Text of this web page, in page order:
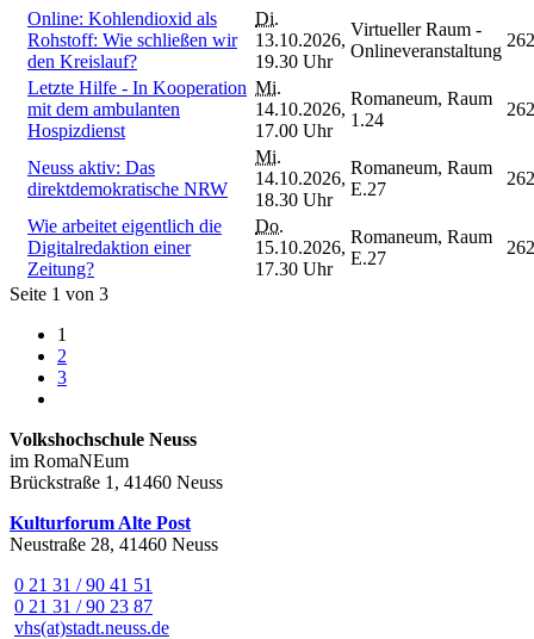
Online: Kohlendioxid als
Rohstoff: Wie schließen wir
den Kreislauf?
Di.
13.10.2026,
19.30 Uhr
Virtueller Raum -
Onlineveranstaltung
Letzte Hilfe - In Kooperation
mit dem ambulanten
Hospizdienst
Mi.
14.10.2026,
17.00 Uhr
Romaneum, Raum
1.24
Neuss aktiv: Das
direktdemokratische NRW
Mi.
14.10.2026,
18.30 Uhr
Romaneum, Raum
E.27
Wie arbeitet eigentlich die
Digitalredaktion einer
Zeitung?
Do.
15.10.2026,
17.30 Uhr
Romaneum, Raum
E.27
Seite 1 von 3
1
2
3
Volkshochschule Neuss
im RomaNEum
Brückstraße 1, 41460 Neuss
Kulturforum Alte Post
Neustraße 28, 41460 Neuss
0 21 31 / 90 41 51
0 21 31 / 90 23 87
vhs(at)stadt.neuss.de